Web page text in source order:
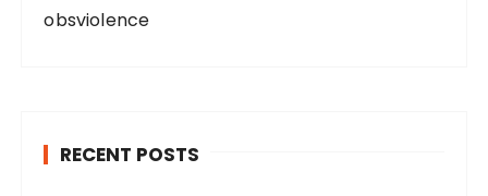
obsviolence
RECENT POSTS